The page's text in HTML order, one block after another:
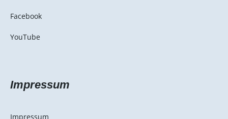
Facebook
YouTube
Impressum
Impressum